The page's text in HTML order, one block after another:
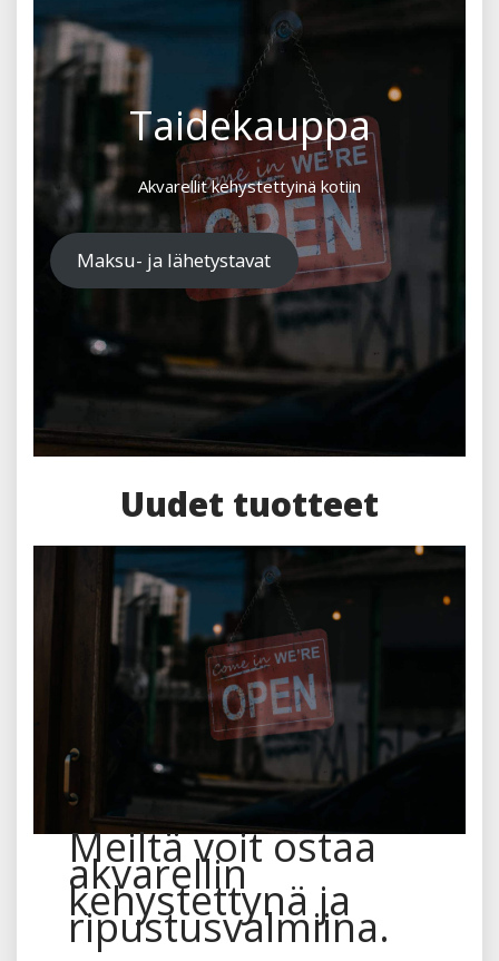
Taidekauppa
Akvarellit kehystettyinä kotiin
Maksu- ja lähetystavat
Uudet tuotteet
Meiltä voit ostaa
akvarellin
kehystettynä ja
ripustusvalmiina.